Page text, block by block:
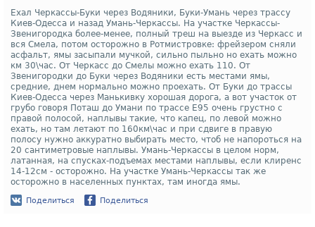
Ехал Черкассы-Буки через Водяники, Буки-Умань через трассу
Киев-Одесса и назад Умань-Черкассы. На участке Черкассы-
Звенигородка более-менее, полный треш на выезде из Черкасс и
вся Смела, потом осторожно в Ротмистровке: фрейзером сняли
асфальт, ямы засыпали мучкой, сильно пыльно но ехать можно
км 30\час. От Черкасс до Смелы можно ехать 110. От
Звенигородки до Буки через Водяники есть местами ямы,
средние, днем нормально можно проехать. От Буки до трассы
Киев-Одесса через Манькивку хорошая дорога, а вот участок от
грубо говоря Поташ до Умани по трассе Е95 очень грустно с
правой полосой, наплывы такие, что капец, по левой можно
ехать, но там летают по 160км\час и при сдвиге в правую
полосу нужно аккуратно выбирать место, чтоб не напороться на
20 сантиметровые наплывы. Умань-Черкассы в целом норм,
латанная, на спусках-подъемах местами наплывы, если клиренс
14-12см - осторожно. На участке Умань-Черкассы так же
осторожно в населенных пунктах, там иногда ямы.
Поделиться Поделиться